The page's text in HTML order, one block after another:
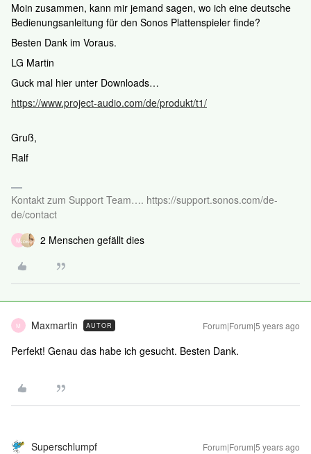
Moin zusammen, kann mir jemand sagen, wo ich eine deutsche
Bedienungsanleitung für den Sonos Plattenspieler finde?
Besten Dank im Voraus.
LG Martin
Guck mal hier unter Downloads…
https://www.project-audio.com/de/produkt/t1/
Gruß,
Ralf
Kontakt zum Support Team…. https://support.sonos.com/de-
de/contact
M 2 Menschen gefällt dies
M Maxmartin AUTOR Forum|Forum|5 years ago
Perfekt! Genau das habe ich gesucht. Besten Dank.
Superschlumpf Forum|Forum|5 years ago